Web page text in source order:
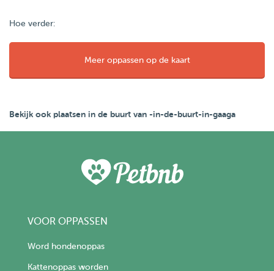
Hoe verder:
Meer oppassen op de kaart
Bekijk ook plaatsen in de buurt van -in-de-buurt-in-gaaga
VOOR OPPASSEN
Word hondenoppas
Kattenoppas worden